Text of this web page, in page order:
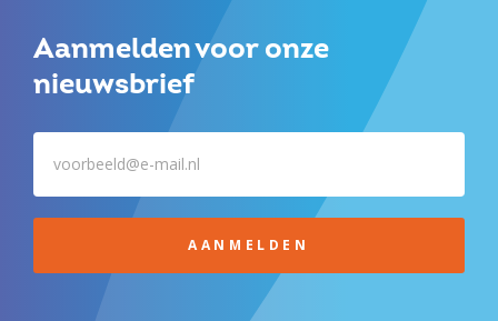
Aanmelden voor onze
nieuwsbrief
AANMELDEN